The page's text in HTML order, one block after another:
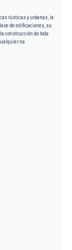
rústicas y urbanas, la
de edificaciones, su
construcción de toda
na